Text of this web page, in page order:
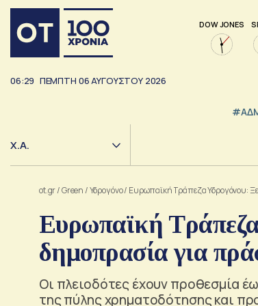
DOW JONES
06:29 ΠΕΜΠΤΗ 06ΑΥΓΟΥΣΤΟΥ 2026
Χ.Α.
ot.gr/Green /Υδρογόνο/ Ευρωπαϊκή Τράπεζα Υδρογόνου:
Ευρωπαϊκή
δημοπρασία για
Οι πλειοδότες έχουν προθεσμία
της πύλης χρηματοδότησης και